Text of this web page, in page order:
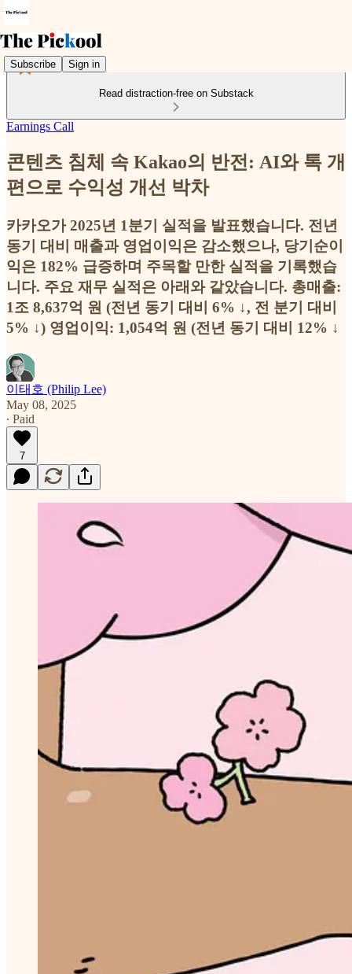
Subscribe Sign in
Read distraction-free on Substack
Earnings Call
콘텐츠 침체 속 Kakao의 반전: AI와 톡 개
편으로 수익성 개선 박차
카카오가 2025년 1분기 실적을 발표했습니다. 전년
동기 대비 매출과 영업이익은 감소했으나, 당기순이
익은 182% 급증하며 주목할 만한 실적을 기록했습
니다. 주요 재무 실적은 아래와 같았습니다. 총매출:
1조 8,637억 원 (전년 동기 대비 6% ↓, 전 분기 대비
5% ↓) 영업이익: 1,054억 원 (전년 동기 대비 12% ↓
이태호 (Philip Lee)
May 08, 2025
∙ Paid
7